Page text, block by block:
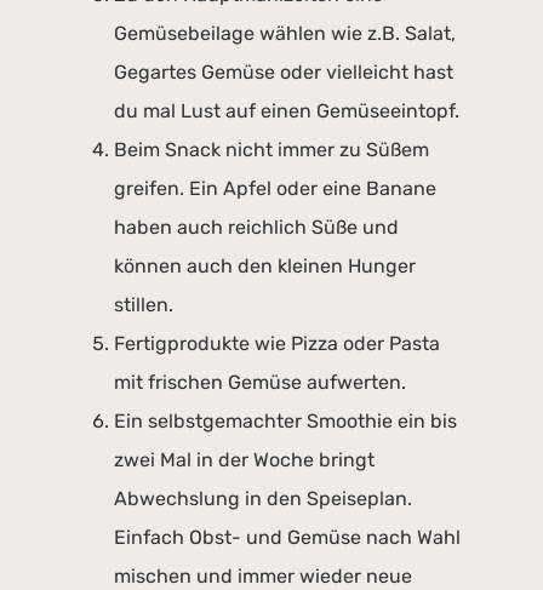
Gemüsebeilage wählen wie z.B. Salat,
Gegartes Gemüse oder vielleicht hast
du mal Lust auf einen Gemüseeintopf.
Beim Snack nicht immer zu Süßem
greifen. Ein Apfel oder eine Banane
haben auch reichlich Süße und
können auch den kleinen Hunger
stillen.
Fertigprodukte wie Pizza oder Pasta
mit frischen Gemüse aufwerten.
Ein selbstgemachter Smoothie ein bis
zwei Mal in der Woche bringt
Abwechslung in den Speiseplan.
Einfach Obst- und Gemüse nach Wahl
mischen und immer wieder neue